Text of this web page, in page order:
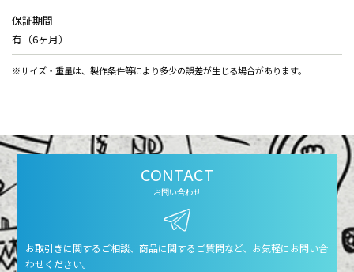
保証期間
有（6ヶ月）
※サイズ・重量は、製作条件等により多少の誤差が生じる場合があります。
CONTACT
お問い合わせ
お取引きに関するご相談、商品に関するご質問など、お気軽にお問い合
わせください。